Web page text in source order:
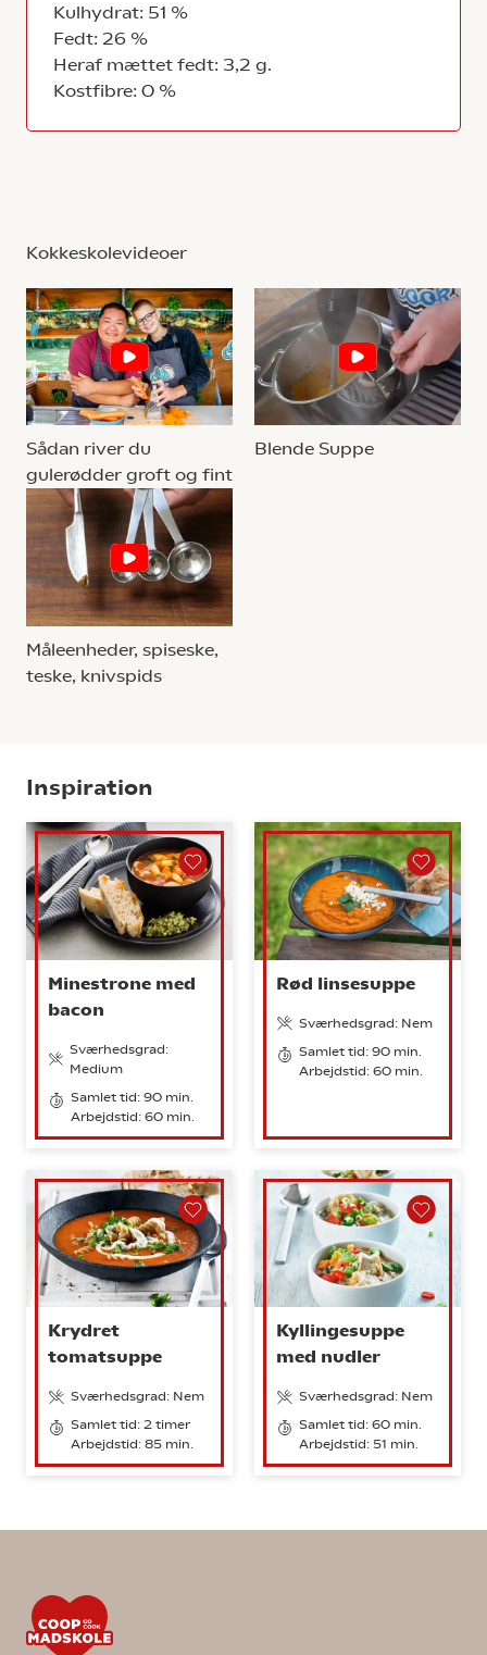
Kulhydrat: 51 %
Fedt: 26 %
Heraf mættet fedt: 3,2 g.
Kostfibre: 0 %
Kokkeskolevideoer
Sådan river du
gulerødder groft og fint
Blende Suppe
Måleenheder, spiseske,
teske, knivspids
Inspiration
Minestrone med
bacon
Sværhedsgrad:
Medium
Samlet tid: 90 min.
Arbejdstid: 60 min.
Rød linsesuppe
Sværhedsgrad: Nem
Samlet tid: 90 min.
Arbejdstid: 60 min.
Krydret
tomatsuppe
Sværhedsgrad: Nem
Samlet tid: 2 timer
Arbejdstid: 85 min.
Kyllingesuppe
med nudler
Sværhedsgrad: Nem
Samlet tid: 60 min.
Arbejdstid: 51 min.